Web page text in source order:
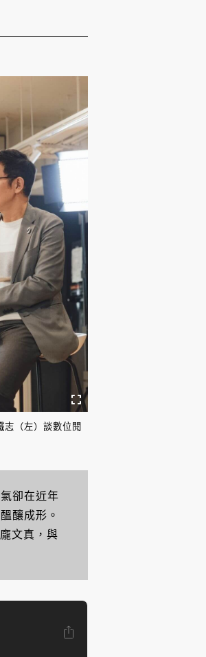
（左）談數位閱
卻在近年
釀成形。
文真，與